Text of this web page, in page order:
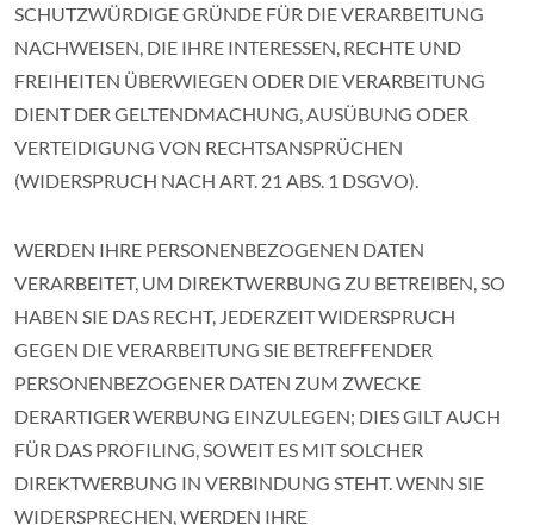
SCHUTZWÜRDIGE GRÜNDE FÜR DIE VERARBEITUNG
NACHWEISEN, DIE IHRE INTERESSEN, RECHTE UND
FREIHEITEN ÜBERWIEGEN ODER DIE VERARBEITUNG
DIENT DER GELTENDMACHUNG, AUSÜBUNG ODER
VERTEIDIGUNG VON RECHTSANSPRÜCHEN
(WIDERSPRUCH NACH ART. 21 ABS. 1 DSGVO).
WERDEN IHRE PERSONENBEZOGENEN DATEN
VERARBEITET, UM DIREKTWERBUNG ZU BETREIBEN, SO
HABEN SIE DAS RECHT, JEDERZEIT WIDERSPRUCH
GEGEN DIE VERARBEITUNG SIE BETREFFENDER
PERSONENBEZOGENER DATEN ZUM ZWECKE
DERARTIGER WERBUNG EINZULEGEN; DIES GILT AUCH
FÜR DAS PROFILING, SOWEIT ES MIT SOLCHER
DIREKTWERBUNG IN VERBINDUNG STEHT. WENN SIE
WIDERSPRECHEN, WERDEN IHRE